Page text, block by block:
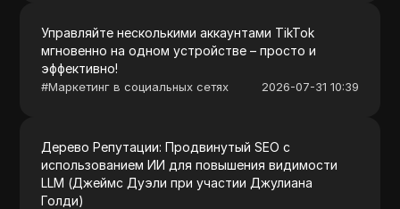
Управляйте несколькими аккаунтами TikTok
мгновенно на одном устройстве – просто и
эффективно!
#Маркетинг в социальных сетях 2026-07-31 10:39
Дерево Репутации: Продвинутый SEO с
использованием ИИ для повышения видимости
LLM (Джеймс Дуэли при участии Джулиана
Голди)